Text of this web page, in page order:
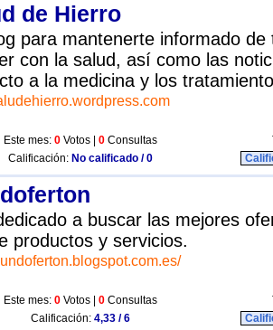
de Hierro
para mantenerte informado
con la salud, así como las
a la medicina y los
Este mes: 0 Votos | 0 Consultas
Calificación: No calificado / 0
a buscar las mejores
productos y servicios.
Este mes: 0 Votos | 0 Consultas
Calificación: 4,33 / 6